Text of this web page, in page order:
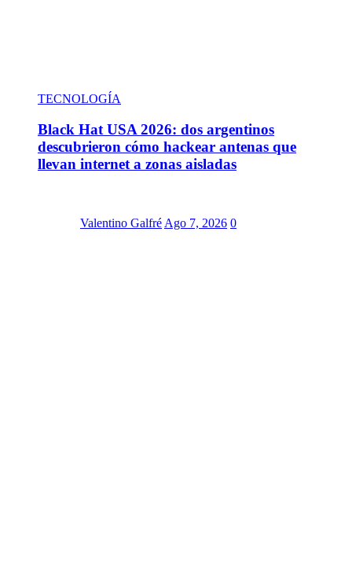
TECNOLOGÍA
Black Hat USA 2026: dos argentinos
descubrieron cómo hackear antenas que
llevan internet a zonas aisladas
Valentino Galfré Ago 7, 2026 0